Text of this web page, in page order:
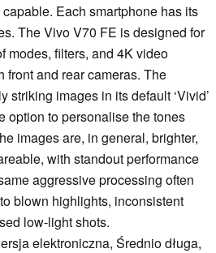
Each smartphone has its
The Vivo V70 FE is designed for
modes, filters, and 4K video
front and rear cameras. The
striking images in its default ‘Vivid’
option to personalise the tones
images are, in general, brighter,
with standout performance
aggressive processing often
blown highlights, inconsistent
low-light shots.
elektroniczna, Średnio długa,